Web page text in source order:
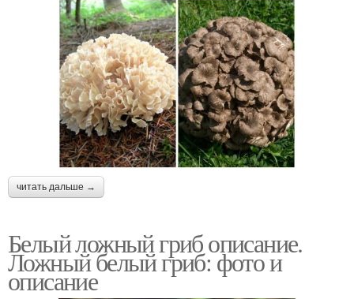
читать дальше →
Белый ложный гриб описание.
Ложный белый гриб: фото и
описание